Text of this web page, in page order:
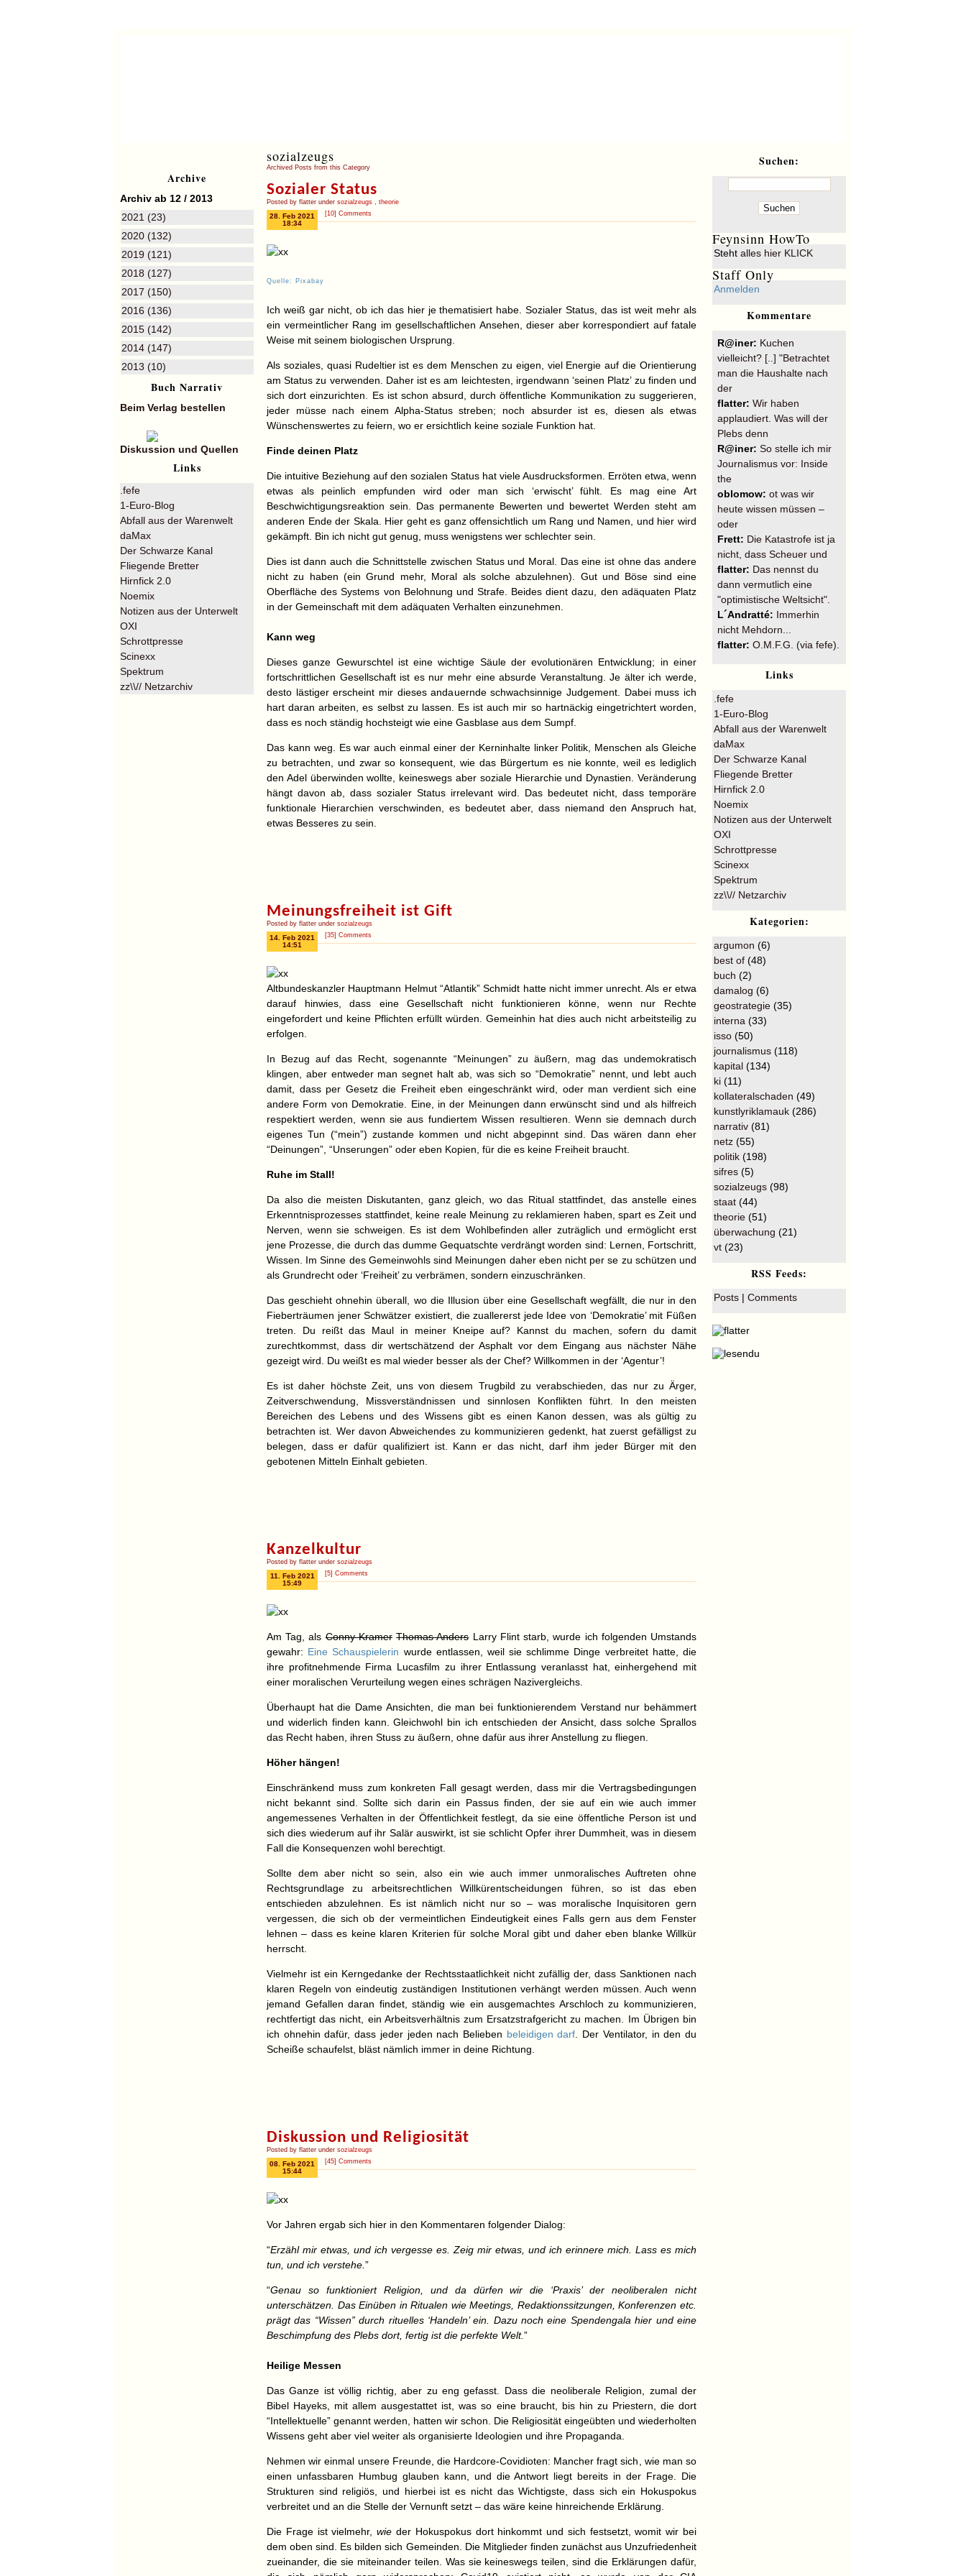
Archive
Archiv ab 12 / 2013
2021 (23)
2020 (132)
2019 (121)
2018 (127)
2017 (150)
2016 (136)
2015 (142)
2014 (147)
2013 (10)
Buch Narrativ
Beim Verlag bestellen
Diskussion und Quellen
Links
.fefe
1-Euro-Blog
Abfall aus der Warenwelt
daMax
Der Schwarze Kanal
Fliegende Bretter
Hirnfick 2.0
Noemix
Notizen aus der Unterwelt
OXI
Schrottpresse
Scinexx
Spektrum
zz\\// Netzarchiv
sozialzeugs
Archived Posts from this Category
Sozialer Status
Posted by flatter under sozialzeugs , theorie
[10] Comments
28. Feb 2021
18:34
Quelle: Pixabay
Ich weiß gar nicht, ob ich das hier je thematisiert habe. Sozialer Status, das ist weit mehr als
ein vermeintlicher Rang im gesellschaftlichen Ansehen, dieser aber korrespondiert auf fatale
Weise mit seinem biologischen Ursprung.
Als soziales, quasi Rudeltier ist es dem Menschen zu eigen, viel Energie auf die Orientierung
am Status zu verwenden. Daher ist es am leichtesten, irgendwann ‘seinen Platz’ zu finden und
sich dort einzurichten. Es ist schon absurd, durch öffentliche Kommunikation zu suggerieren,
jeder müsse nach einem Alpha-Status streben; noch absurder ist es, diesen als etwas
Wünschenswertes zu feiern, wo er ersichtlich keine soziale Funktion hat.
Finde deinen Platz
Die intuitive Beziehung auf den sozialen Status hat viele Ausdrucksformen. Erröten etwa, wenn
etwas als peinlich empfunden wird oder man sich ‘erwischt’ fühlt. Es mag eine Art
Beschwichtigungsreaktion sein. Das permanente Bewerten und bewertet Werden steht am
anderen Ende der Skala. Hier geht es ganz offensichtlich um Rang und Namen, und hier wird
gekämpft. Bin ich nicht gut genug, muss wenigstens wer schlechter sein.
Dies ist dann auch die Schnittstelle zwischen Status und Moral. Das eine ist ohne das andere
nicht zu haben (ein Grund mehr, Moral als solche abzulehnen). Gut und Böse sind eine
Oberfläche des Systems von Belohnung und Strafe. Beides dient dazu, den adäquaten Platz
in der Gemeinschaft mit dem adäquaten Verhalten einzunehmen.
Kann weg
Dieses ganze Gewurschtel ist eine wichtige Säule der evolutionären Entwicklung; in einer
fortschrittlichen Gesellschaft ist es nur mehr eine absurde Veranstaltung. Je älter ich werde,
desto lästiger erscheint mir dieses andauernde schwachsinnige Judgement. Dabei muss ich
hart daran arbeiten, es selbst zu lassen. Es ist auch mir so hartnäckig eingetrichtert worden,
dass es noch ständig hochsteigt wie eine Gasblase aus dem Sumpf.
Das kann weg. Es war auch einmal einer der Kerninhalte linker Politik, Menschen als Gleiche
zu betrachten, und zwar so konsequent, wie das Bürgertum es nie konnte, weil es lediglich
den Adel überwinden wollte, keineswegs aber soziale Hierarchie und Dynastien. Veränderung
hängt davon ab, dass sozialer Status irrelevant wird. Das bedeutet nicht, dass temporäre
funktionale Hierarchien verschwinden, es bedeutet aber, dass niemand den Anspruch hat,
etwas Besseres zu sein.
Meinungsfreiheit ist Gift
Posted by flatter under sozialzeugs
[35] Comments
14. Feb 2021
14:51
Altbundeskanzler Hauptmann Helmut “Atlantik” Schmidt hatte nicht immer unrecht. Als er etwa
darauf hinwies, dass eine Gesellschaft nicht funktionieren könne, wenn nur Rechte
eingefordert und keine Pflichten erfüllt würden. Gemeinhin hat dies auch nicht arbeitsteilig zu
erfolgen.
In Bezug auf das Recht, sogenannte “Meinungen” zu äußern, mag das undemokratisch
klingen, aber entweder man segnet halt ab, was sich so “Demokratie” nennt, und lebt auch
damit, dass per Gesetz die Freiheit eben eingeschränkt wird, oder man verdient sich eine
andere Form von Demokratie. Eine, in der Meinungen dann erwünscht sind und als hilfreich
respektiert werden, wenn sie aus fundiertem Wissen resultieren. Wenn sie demnach durch
eigenes Tun (“mein”) zustande kommen und nicht abgepinnt sind. Das wären dann eher
“Deinungen”, “Unserungen” oder eben Kopien, für die es keine Freiheit braucht.
Ruhe im Stall!
Da also die meisten Diskutanten, ganz gleich, wo das Ritual stattfindet, das anstelle eines
Erkenntnisprozesses stattfindet, keine reale Meinung zu reklamieren haben, spart es Zeit und
Nerven, wenn sie schweigen. Es ist dem Wohlbefinden aller zuträglich und ermöglicht erst
jene Prozesse, die durch das dumme Gequatschte verdrängt worden sind: Lernen, Fortschritt,
Wissen. Im Sinne des Gemeinwohls sind Meinungen daher eben nicht per se zu schützen und
als Grundrecht oder ‘Freiheit’ zu verbrämen, sondern einzuschränken.
Das geschieht ohnehin überall, wo die Illusion über eine Gesellschaft wegfällt, die nur in den
Fieberträumen jener Schwätzer existiert, die zuallererst jede Idee von ‘Demokratie’ mit Füßen
treten. Du reißt das Maul in meiner Kneipe auf? Kannst du machen, sofern du damit
zurechtkommst, dass dir wertschätzend der Asphalt vor dem Eingang aus nächster Nähe
gezeigt wird. Du weißt es mal wieder besser als der Chef? Willkommen in der ‘Agentur’!
Es ist daher höchste Zeit, uns von diesem Trugbild zu verabschieden, das nur zu Ärger,
Zeitverschwendung, Missverständnissen und sinnlosen Konflikten führt. In den meisten
Bereichen des Lebens und des Wissens gibt es einen Kanon dessen, was als gültig zu
betrachten ist. Wer davon Abweichendes zu kommunizieren gedenkt, hat zuerst gefälligst zu
belegen, dass er dafür qualifiziert ist. Kann er das nicht, darf ihm jeder Bürger mit den
gebotenen Mitteln Einhalt gebieten.
Kanzelkultur
Posted by flatter under sozialzeugs
[5] Comments
11. Feb 2021
15:49
Am Tag, alsConny Kramer Thomas AndersLarry Flint starb, wurde ich folgenden Umstands
gewahr: Eine Schauspielerin wurde entlassen, weil sie schlimme Dinge verbreitet hatte, die
ihre profitnehmende Firma Lucasfilm zu ihrer Entlassung veranlasst hat, einhergehend mit
einer moralischen Verurteilung wegen eines schrägen Nazivergleichs.
Überhaupt hat die Dame Ansichten, die man bei funktionierendem Verstand nur behämmert
und widerlich finden kann. Gleichwohl bin ich entschieden der Ansicht, dass solche Sprallos
das Recht haben, ihren Stuss zu äußern, ohne dafür aus ihrer Anstellung zu fliegen.
Höher hängen!
Einschränkend muss zum konkreten Fall gesagt werden, dass mir die Vertragsbedingungen
nicht bekannt sind. Sollte sich darin ein Passus finden, der sie auf ein wie auch immer
angemessenes Verhalten in der Öffentlichkeit festlegt, da sie eine öffentliche Person ist und
sich dies wiederum auf ihr Salär auswirkt, ist sie schlicht Opfer ihrer Dummheit, was in diesem
Fall die Konsequenzen wohl berechtigt.
Sollte dem aber nicht so sein, also ein wie auch immer unmoralisches Auftreten ohne
Rechtsgrundlage zu arbeitsrechtlichen Willkürentscheidungen führen, so ist das eben
entschieden abzulehnen. Es ist nämlich nicht nur so – was moralische Inquisitoren gern
vergessen, die sich ob der vermeintlichen Eindeutigkeit eines Falls gern aus dem Fenster
lehnen – dass es keine klaren Kriterien für solche Moral gibt und daher eben blanke Willkür
herrscht.
Vielmehr ist ein Kerngedanke der Rechtsstaatlichkeit nicht zufällig der, dass Sanktionen nach
klaren Regeln von eindeutig zuständigen Institutionen verhängt werden müssen. Auch wenn
jemand Gefallen daran findet, ständig wie ein ausgemachtes Arschloch zu kommunizieren,
rechtfertigt das nicht, ein Arbeitsverhältnis zum Ersatzstrafgericht zu machen. Im Übrigen bin
ich ohnehin dafür, dass jeder jeden nach Belieben beleidigen darf . Der Ventilator, in den du
Scheiße schaufelst, bläst nämlich immer in deine Richtung.
Diskussion und Religiosität
Posted by flatter under sozialzeugs
[45] Comments
08. Feb 2021
15:44
Vor Jahren ergab sich hier in den Kommentaren folgender Dialog:
“Erzähl mir etwas, und ich vergesse es. Zeig mir etwas, und ich erinnere mich. Lass es mich
tun, und ich verstehe. ”
“Genau so funktioniert Religion, und da dürfen wir die ‘Praxis’ der neoliberalen nicht
unterschätzen. Das Einüben in Ritualen wie Meetings, Redaktionssitzungen, Konferenzen etc.
prägt das “Wissen” durch rituelles ‘Handeln’ ein. Dazu noch eine Spendengala hier und eine
Beschimpfung des Plebs dort, fertig ist die perfekte Welt.”
Heilige Messen
Das Ganze ist völlig richtig, aber zu eng gefasst. Dass die neoliberale Religion, zumal der
Bibel Hayeks, mit allem ausgestattet ist, was so eine braucht, bis hin zu Priestern, die dort
“Intellektuelle” genannt werden, hatten wir schon. Die Religiosität eingeübten und wiederholten
Wissens geht aber viel weiter als organisierte Ideologien und ihre Propaganda.
Nehmen wir einmal unsere Freunde, die Hardcore-Covidioten: Mancher fragt sich, wie man so
einen unfassbaren Humbug glauben kann, und die Antwort liegt bereits in der Frage. Die
Strukturen sind religiös, und hierbei ist es nicht das Wichtigste, dass sich ein Hokuspokus
verbreitet und an die Stelle der Vernunft setzt – das wäre keine hinreichende Erklärung.
Die Frage ist vielmehr,wie der Hokuspokus dort hinkommt und sich festsetzt, womit wir bei
dem oben sind. Es bilden sich Gemeinden. Die Mitglieder finden zunächst aus Unzufriedenheit
zueinander, die sie miteinander teilen. Was sie keineswegs teilen, sind die Erklärungen dafür,
Suchen:
Feynsinn HowTo
Steht alles hier KLICK
Staff Only
Anmelden
Kommentare
R@iner: Kuchen
vielleicht? [..] "Betrachtet
man die Haushalte nach
der
flatter: Wir haben
applaudiert. Was will der
Plebs denn
R@iner: So stelle ich mir
Journalismus vor: Inside
the
oblomow: ot was wir
heute wissen müssen –
oder
Frett: Die Katastrofe ist ja
nicht, dass Scheuer und
flatter: Das nennst du
dann vermutlich eine
"optimistische Weltsicht".
L´Andratté: Immerhin
nicht Mehdorn...
flatter: O.M.F.G. (via fefe).
Links
.fefe
1-Euro-Blog
Abfall aus der Warenwelt
daMax
Der Schwarze Kanal
Fliegende Bretter
Hirnfick 2.0
Noemix
Notizen aus der Unterwelt
OXI
Schrottpresse
Scinexx
Spektrum
zz\\// Netzarchiv
Kategorien:
argumon (6)
best of (48)
buch (2)
damalog (6)
geostrategie (35)
interna (33)
isso (50)
journalismus (118)
kapital (134)
ki (11)
kollateralschaden (49)
kunstlyriklamauk (286)
narrativ (81)
netz (55)
politik (198)
sifres (5)
sozialzeugs (98)
staat (44)
theorie (51)
überwachung (21)
vt (23)
RSS Feeds:
Posts | Comments